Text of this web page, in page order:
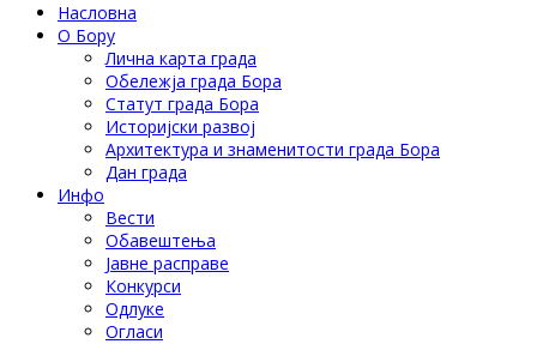
Насловна
О Бору
Лична карта града
Обележја града Бора
Статут града Бора
Историјски развој
Архитектура и знаменитости града Бора
Дан града
Инфо
Вести
Обавештења
Јавне расправе
Конкурси
Одлуке
Огласи